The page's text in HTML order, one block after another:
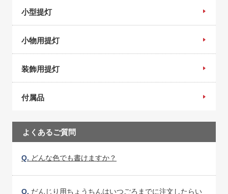
小型提灯
小物用提灯
装飾用提灯
付属品
よくあるご質問
Q. どんな色でも書けますか？
Q. だんじり用ちょうちんはいつごろまでに注文したらい